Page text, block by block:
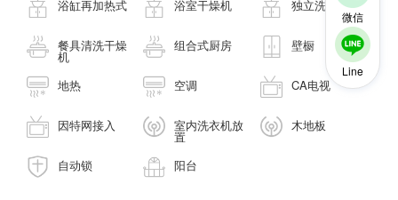
微信
Line
浴缸再加热式 浴室干燥机 独立洗面台
餐具清洗干燥
机
组合式厨房 壁橱
地热 空调 CA电视
因特网接入 室内洗衣机放
置
木地板
自动锁 阳台